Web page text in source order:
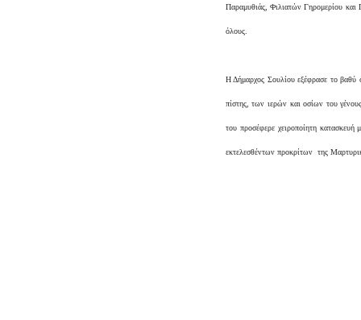
Παραμυθιάς, Φιλιατών Γηρομερίου και
όλους.
Η Δήμαρχος Σουλίου εξέφρασε το βαθύ
πίστης, των ιερών και οσίων του
του προσέφερε χειροποίητη
εκτελεσθέντων προκρίτων της